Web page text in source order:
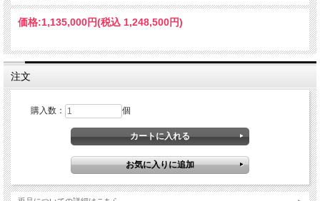
価格:1,135,000円(税込 1,248,500円)
注文
購入数： 個